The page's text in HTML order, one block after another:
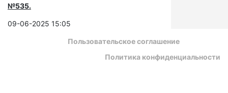
№535.
09-06-2025 15:05
Пользовательское соглашение
Политика конфиденциальности